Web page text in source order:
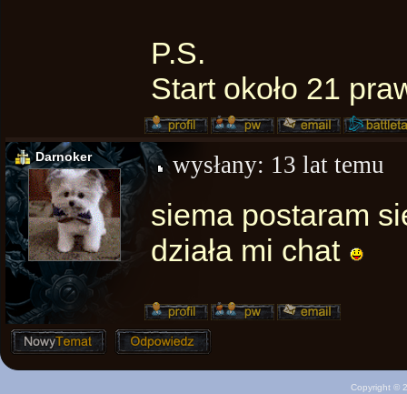
P.S.
Start około 21
Darnoker wysłany: 13 lat temu
siema postaram
działa mi chat
Copyright ©